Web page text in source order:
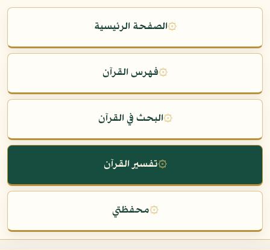
۞الصفحة الرئيسية
۞فهرس القرآن
۞البحث في القرآن
۞تفسير القرآن
۞محفظتي